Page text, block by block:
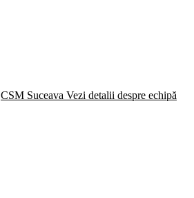
CSM Suceava Vezi detalii despre echipă